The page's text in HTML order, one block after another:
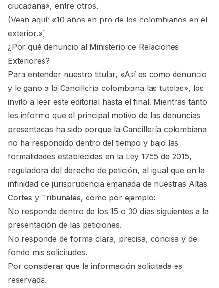
ciudadana», entre otros.
(Vean aquí: «10 años en pro de los colombianos en el
exterior.»)
¿Por qué denuncio al Ministerio de Relaciones
Exteriores?
Para entender nuestro titular, «Así es como denuncio
y le gano a la Cancillería colombiana las tutelas», los
invito a leer este editorial hasta el final. Mientras tanto
les informo que el principal motivo de las denuncias
presentadas ha sido porque la Cancillería colombiana
no ha respondido dentro del tiempo y bajo las
formalidades establecidas en la Ley 1755 de 2015,
reguladora del derecho de petición, al igual que en la
infinidad de jurisprudencia emanada de nuestras Altas
Cortes y Tribunales, como por ejemplo:
No responde dentro de los 15 o 30 días siguientes a la
presentación de las peticiones.
No responde de forma clara, precisa, concisa y de
fondo mis solicitudes.
Por considerar que la información solicitada es
reservada.